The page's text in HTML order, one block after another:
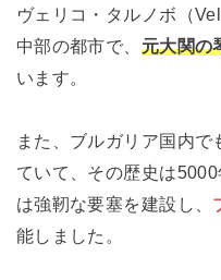
ヴェリコ・タルノボ（
中部の都市で、 元大関の
います。
また、ブルガリア国内
ていて、その歴史は
は強靭な要塞を建設し、
能しました。